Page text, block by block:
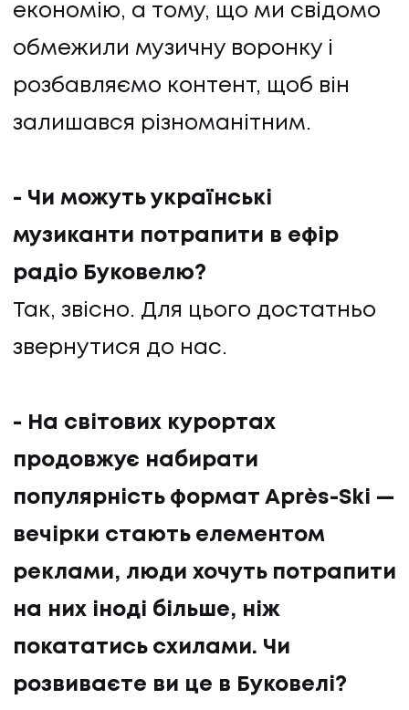
економію, а тому, що ми свідомо
обмежили музичну воронку і
розбавляємо контент, щоб він
залишався різноманітним.
- Чи можуть українські
музиканти потрапити в ефір
радіо Буковелю?
Так, звісно. Для цього достатньо
звернутися до нас.
- На світових курортах
продовжує набирати
популярність формат Après-Ski —
вечірки стають елементом
реклами, люди хочуть потрапити
на них іноді більше, ніж
покататись схилами. Чи
розвиваєте ви це в Буковелі?